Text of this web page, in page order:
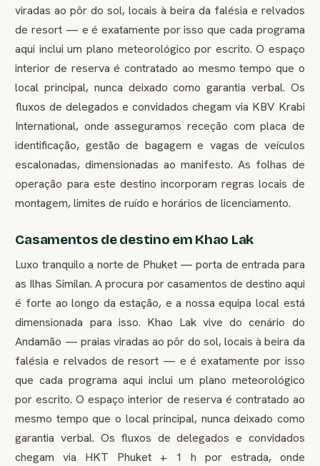
viradas ao pôr do sol, locais à beira da falésia e relvados
de resort — e é exatamente por isso que cada programa
aqui inclui um plano meteorológico por escrito. O espaço
interior de reserva é contratado ao mesmo tempo que o
local principal, nunca deixado como garantia verbal. Os
fluxos de delegados e convidados chegam via KBV Krabi
International, onde asseguramos receção com placa de
identificação, gestão de bagagem e vagas de veículos
escalonadas, dimensionadas ao manifesto. As folhas de
operação para este destino incorporam regras locais de
montagem, limites de ruído e horários de licenciamento.
Casamentos de destino em Khao Lak
Luxo tranquilo a norte de Phuket — porta de entrada para
as Ilhas Similan. A procura por casamentos de destino aqui
é forte ao longo da estação, e a nossa equipa local está
dimensionada para isso. Khao Lak vive do cenário do
Andamão — praias viradas ao pôr do sol, locais à beira da
falésia e relvados de resort — e é exatamente por isso
que cada programa aqui inclui um plano meteorológico
por escrito. O espaço interior de reserva é contratado ao
mesmo tempo que o local principal, nunca deixado como
garantia verbal. Os fluxos de delegados e convidados
chegam via HKT Phuket + 1 h por estrada, onde